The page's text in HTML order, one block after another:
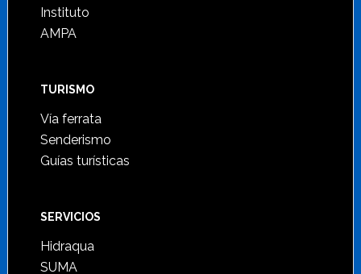
Instituto
AMPA
TURISMO
Vía ferrata
Senderismo
Guías turísticas
SERVICIOS
Hidraqua
SUMA